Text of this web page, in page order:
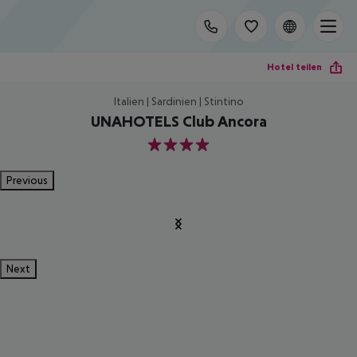
Hotel teilen
Italien | Sardinien | Stintino
UNAHOTELS Club Ancora
4
Previous
Next